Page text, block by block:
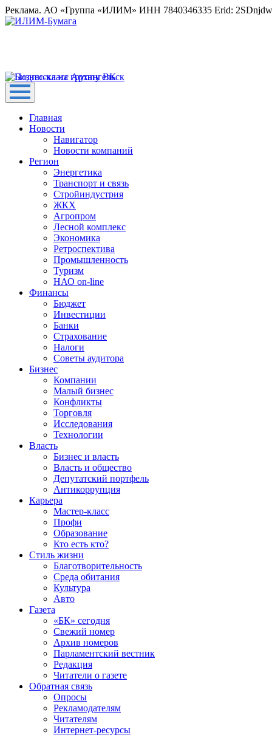
Реклама. АО «Группа «ИЛИМ» ИНН 7840346335 Erid:
Главная
Новости
Навигатор
Новости компаний
Регион
Энергетика
Транспорт и связь
Стройиндустрия
ЖКХ
Агропром
Лесной комплекс
Экономика
Ретроспектива
Промышленность
Туризм
НАО on-line
Финансы
Бюджет
Инвестиции
Банки
Страхование
Налоги
Советы аудитора
Бизнес
Компании
Малый бизнес
Конфликты
Торговля
Исследования
Технологии
Власть
Бизнес и власть
Власть и общество
Депутатский портфель
Антикоррупция
Карьера
Мастер-класс
Профи
Образование
Кто есть кто?
Стиль жизни
Благотворительность
Среда обитания
Культура
Авто
Газета
«БК» сегодня
Свежий номер
Архив номеров
Парламентский вестник
Редакция
Читатели о газете
Обратная связь
Опросы
Рекламодателям
Читателям
Интернет-ресурсы